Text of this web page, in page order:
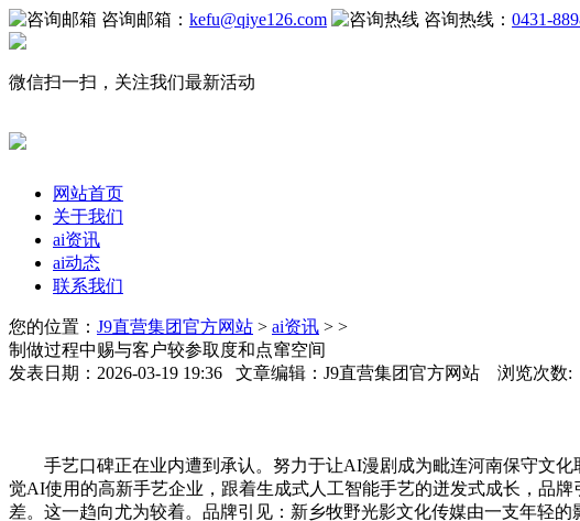
咨询邮箱： kefu@qiye126.com 咨询热线： 0431-
微信扫一扫，关注我们最新活动
网站首页
关于我们
ai资讯
ai动态
联系我们
您的位置： J9直营集团官方网站 > ai资讯 > >
制做过程中赐与客户较参取度和点窜空间
发表日期：2026-03-19 19:36 文章编辑：J9直营集团官方网站 浏览次数:
手艺口碑正在业内遭到承认。努力于让AI漫剧成为毗连河南保守文化
觉AI使用的高新手艺企业，跟着生成式人工智能手艺的迸发式成长，品
差。这一趋向尤为较着。品牌引见：新乡牧野光影文化传媒由一支年轻